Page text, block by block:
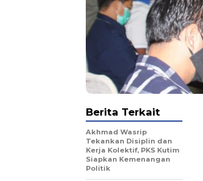
Berita Terkait
Akhmad Wasrip
Tekankan Disiplin dan
Kerja Kolektif, PKS Kutim
Siapkan Kemenangan
Politik